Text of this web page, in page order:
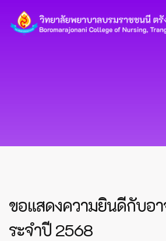
ขอแสดงความยินดีกับอา
ระจำปี 2568